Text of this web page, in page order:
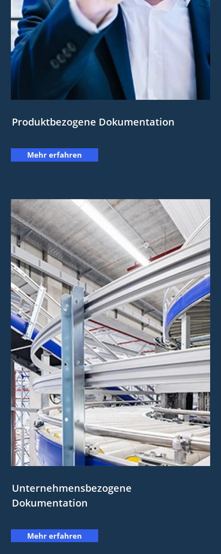
Produktbezogene Dokumentation
Mehr erfahren
Unternehmensbezogene
Dokumentation
Mehr erfahren